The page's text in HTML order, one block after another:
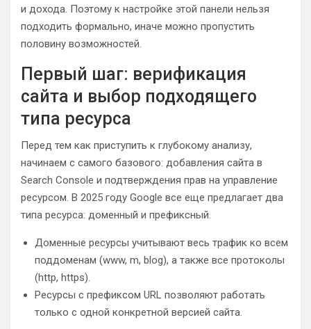
и дохода. Поэтому к настройке этой панели нельзя
подходить формально, иначе можно пропустить
половину возможностей.
Первый шаг: верификация
сайта и выбор подходящего
типа ресурса
Перед тем как приступить к глубокому анализу,
начинаем с самого базового: добавления сайта в
Search Console и подтверждения прав на управление
ресурсом. В 2025 году Google все еще предлагает два
типа ресурса: доменный и префиксный.
Доменные ресурсы учитывают весь трафик ко всем
поддоменам (www, m, blog), а также все протоколы
(http, https).
Ресурсы с префиксом URL позволяют работать
только с одной конкретной версией сайта.